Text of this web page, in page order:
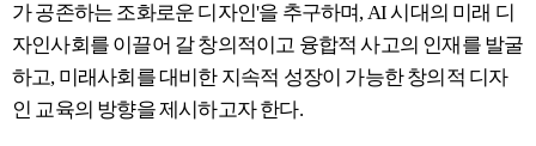
가 공존하는 조화로운 디자인'을 추구하며, AI 시대의 미래 디
자인사회를 이끌어 갈 창의적이고 융합적 사고의 인재를 발굴
하고, 미래사회를 대비한 지속적 성장이 가능한 창의적 디자
인 교육의 방향을 제시하고자 한다.